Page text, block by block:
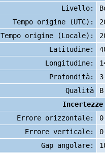
Livello:
Tempo origine (UTC):
Tempo origine (Locale):
Latitudine:
Longitudine:
Profondità:
Qualità
B
Incertezze
Errore orizzontale:
Errore verticale:
Gap angolare: